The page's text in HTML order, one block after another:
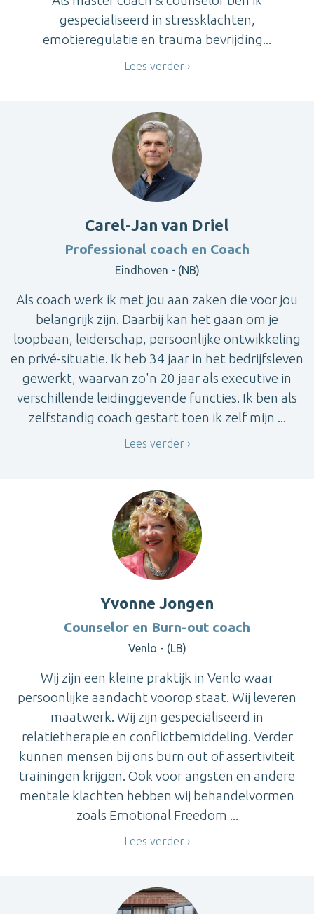
gespecialiseerd in stressklachten,
emotieregulatie en trauma bevrijding...
Lees verder
Carel-Jan van Driel
Professional coach en Coach
Eindhoven - (NB)
Als coach werk ik met jou aan zaken die voor jou
belangrijk zijn. Daarbij kan het gaan om je
loopbaan, leiderschap, persoonlijke ontwikkeling
en privé-situatie. Ik heb 34 jaar in het bedrijfsleven
gewerkt, waarvan zo'n 20 jaar als executive in
verschillende leidinggevende functies. Ik ben als
zelfstandig coach gestart toen ik zelf mijn ...
Lees verder
Yvonne Jongen
Counselor en Burn-out coach
Venlo - (LB)
Wij zijn een kleine praktijk in Venlo waar
persoonlijke aandacht voorop staat. Wij leveren
maatwerk. Wij zijn gespecialiseerd in
relatietherapie en conflictbemiddeling. Verder
kunnen mensen bij ons burn out of assertiviteit
trainingen krijgen. Ook voor angsten en andere
mentale klachten hebben wij behandelvormen
zoals Emotional Freedom ...
Lees verder